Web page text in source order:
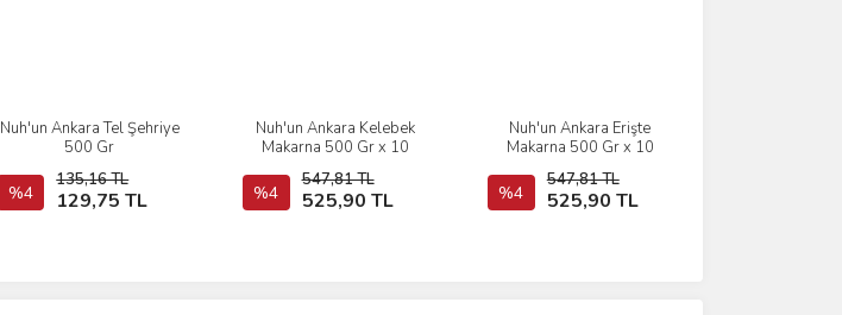
Nuh'un Ankara Tel Şehriye
500 Gr
%4
135,16 TL
129,75 TL
İncele
Sepete Ekle
Nuh'un Ankara Kelebek
Makarna 500 Gr x 10
%4
547,81 TL
525,90 TL
İncele
Sepete Ekle
Nuh'un Ankara Erişte
Makarna 500 Gr x 10
%4
547,81 TL
525,90 TL
İncele
Sepete Ekle